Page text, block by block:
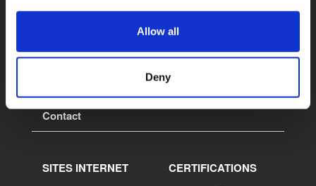
Allow all
Deny
téléchargement
produits
Contact
T: +33 2 41 77 30 00
F: +33 2 41 77 30 60
E:
SITES INTERNET
CERTIFICATIONS